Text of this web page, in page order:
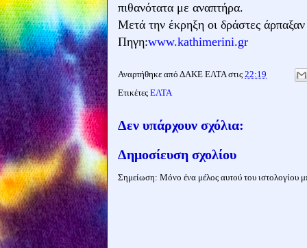
πιθανότατα με αναπτήρα.
Μετά την έκρηξη οι δράστες
Πηγη:www.kathimerini.gr
Αναρτήθηκε από ΔΑΚΕ ΕΛΤΑ στις 22:19
Ετικέτες ΕΛΤΑ
Δεν υπάρχουν σχόλια:
Δημοσίευση σχολίου
Σημείωση: Μόνο ένα μέλος αυτού του ιστολογίου